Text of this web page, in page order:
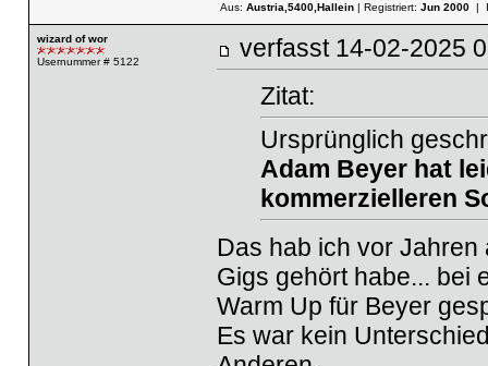
Aus: Austria,5400,Hallein| Registriert: Jun 2000|
wizard of wor
Usernummer # 5122
verfasst 14-02-
Zitat:
Ursprünglich
Adam Beyer hat
kommerzielleren
Das hab ich vor
Gigs gehört habe... bei
Warm Up für Beyer
Es war kein